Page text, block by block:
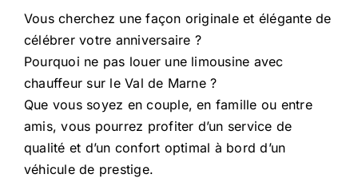
Vous cherchez une façon originale et élégante de
célébrer votre anniversaire ?
Pourquoi ne pas louer une limousine avec
chauffeur sur le Val de Marne ?
Que vous soyez en couple, en famille ou entre
amis, vous pourrez profiter d’un service de
qualité et d’un confort optimal à bord d’un
véhicule de prestige.